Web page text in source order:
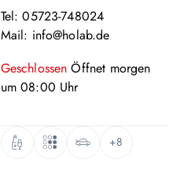
Tel: 05723-748024
Mail: info@holab.de
GeschlossenÖffnet morgen
um08:00 Uhr
+8